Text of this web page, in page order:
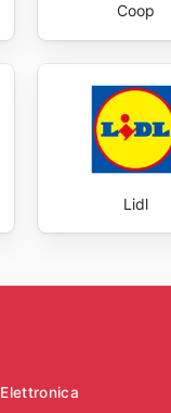
Coop
Lidl
Elettronica